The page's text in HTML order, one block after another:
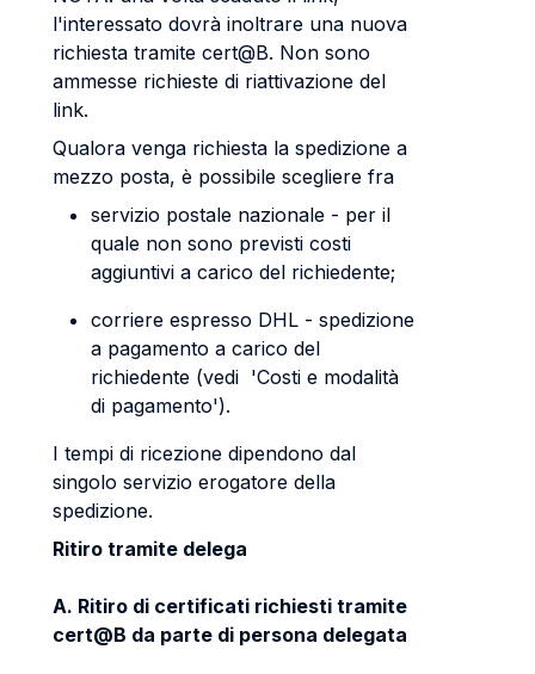
l'interessato dovrà inoltrare una nuova
richiesta tramite cert@B. Non sono
ammesse richieste di riattivazione del
link.
Qualora venga richiesta la spedizione a
mezzo posta, è possibile scegliere fra
servizio postale nazionale - per il
quale non sono previsti costi
aggiuntivi a carico del richiedente;
corriere espresso DHL - spedizione
a pagamento a carico del
richiedente (vedi 'Costi e modalità
di pagamento').
I tempi di ricezione dipendono dal
singolo servizio erogatore della
spedizione.
Ritiro tramite delega
A. Ritiro di certificati richiesti tramite
cert@B da parte di persona delegata